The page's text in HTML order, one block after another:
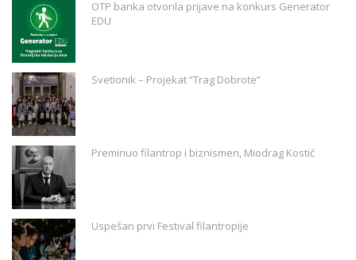
OTP banka otvorila prijave na konkurs Generator
EDU
Svetionik – Projekat “Trag Dobrote”
Preminuo filantrop i biznismen, Miodrag Kostić
Uspešan prvi Festival filantropije